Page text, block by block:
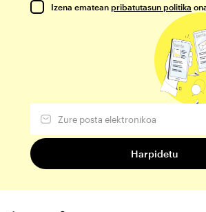
Izena ematean pribatutasun politika